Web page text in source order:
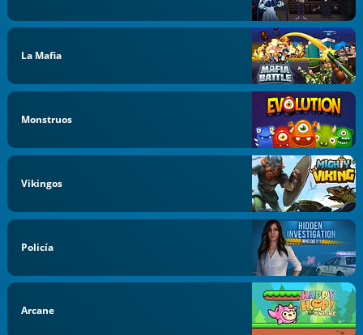
La Mafia
Monstruos
Vikingos
Policía
Arcane